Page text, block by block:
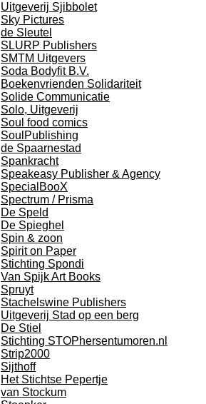
Uitgeverij Sjibbolet
Sky Pictures
de Sleutel
SLURP Publishers
SMTM Uitgevers
Soda Bodyfit B.V.
Boekenvrienden Solidariteit
Solide Communicatie
Solo, Uitgeverij
Soul food comics
SoulPublishing
de Spaarnestad
Spankracht
Speakeasy Publisher & Agency
SpecialBooX
Spectrum / Prisma
De Speld
De Spieghel
Spin & zoon
Spirit on Paper
Stichting Spondi
Van Spijk Art Books
Spruyt
Stachelswine Publishers
Uitgeverij Stad op een berg
De Stiel
Stichting STOPhersentumoren.nl
Strip2000
Sijthoff
Het Stichtse Pepertje
van Stockum